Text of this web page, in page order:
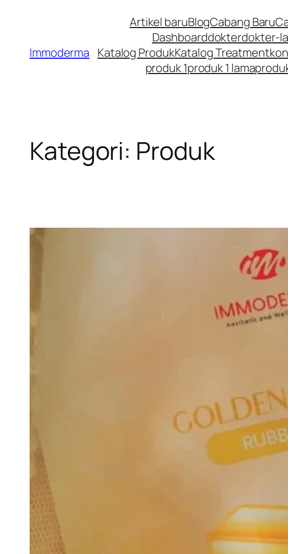
Immoderma
Artikel baruBlogCabang Baru
Dashboarddokterdokter-
Katalog ProdukKatalog Treatment
produk 1produk 1 lama
Kategori: Produk